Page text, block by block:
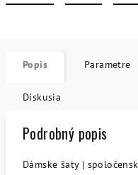
Popis Parametre
Diskusia
Podrobný popis
Dámske šaty |